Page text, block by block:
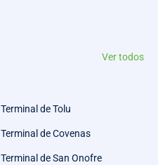
Ver todos
Terminal de Tolu
Terminal de Covenas
Terminal de San Onofre